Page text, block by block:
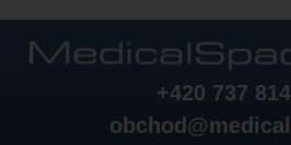
+420 737